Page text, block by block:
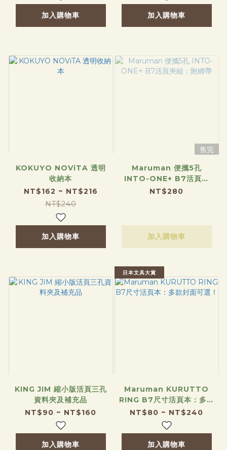
加入購物車 加入購物車
KOKUYO NOViTA 透明
收納本
NT$162 ~ NT$216
NT$240
加入購物車
售完
Maruman 便攜5孔
INTO-ONE+ B7活頁夾
組：附綁帶
NT$280
加入購物車
KING JIM 縮小版活頁三孔
資料夾及補充品
NT$90 ~ NT$160
加入購物車
日本文具大賞
Maruman KURUTTO
RING B7尺寸活頁本：多款
封面可選！
NT$80 ~ NT$240
加入購物車